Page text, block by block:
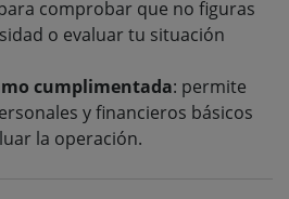
comprobar que no figuras
o evaluar tu situación
cumplimentada: permite
y financieros básicos
la operación.